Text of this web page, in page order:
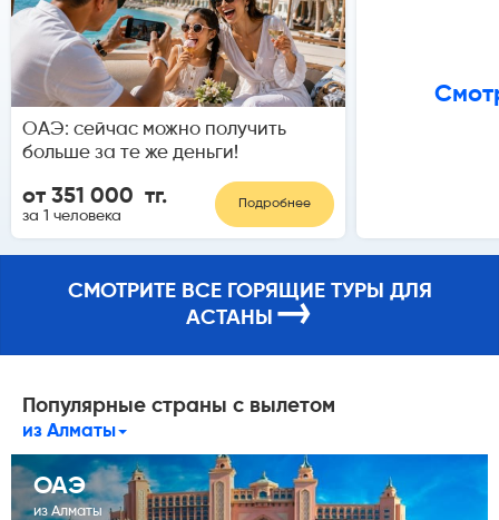
ОАЭ: сейчас можно получить
больше за те же деньги!
от 351 000 тг.
за 1 человека
Подробнее
СМОТРИТЕ ВСЕ ГОРЯЩИЕ ТУРЫ ДЛЯ
АСТАНЫ →
Популярные страны с вылетом
из Алматы
ОАЭ
из Алматы